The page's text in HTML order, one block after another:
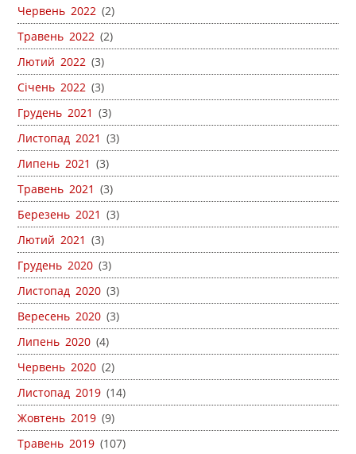
Червень 2022 (2)
Травень 2022 (2)
Лютий 2022 (3)
Січень 2022 (3)
Грудень 2021 (3)
Листопад 2021 (3)
Липень 2021 (3)
Травень 2021 (3)
Березень 2021 (3)
Лютий 2021 (3)
Грудень 2020 (3)
Листопад 2020 (3)
Вересень 2020 (3)
Липень 2020 (4)
Червень 2020 (2)
Листопад 2019 (14)
Жовтень 2019 (9)
Травень 2019 (107)